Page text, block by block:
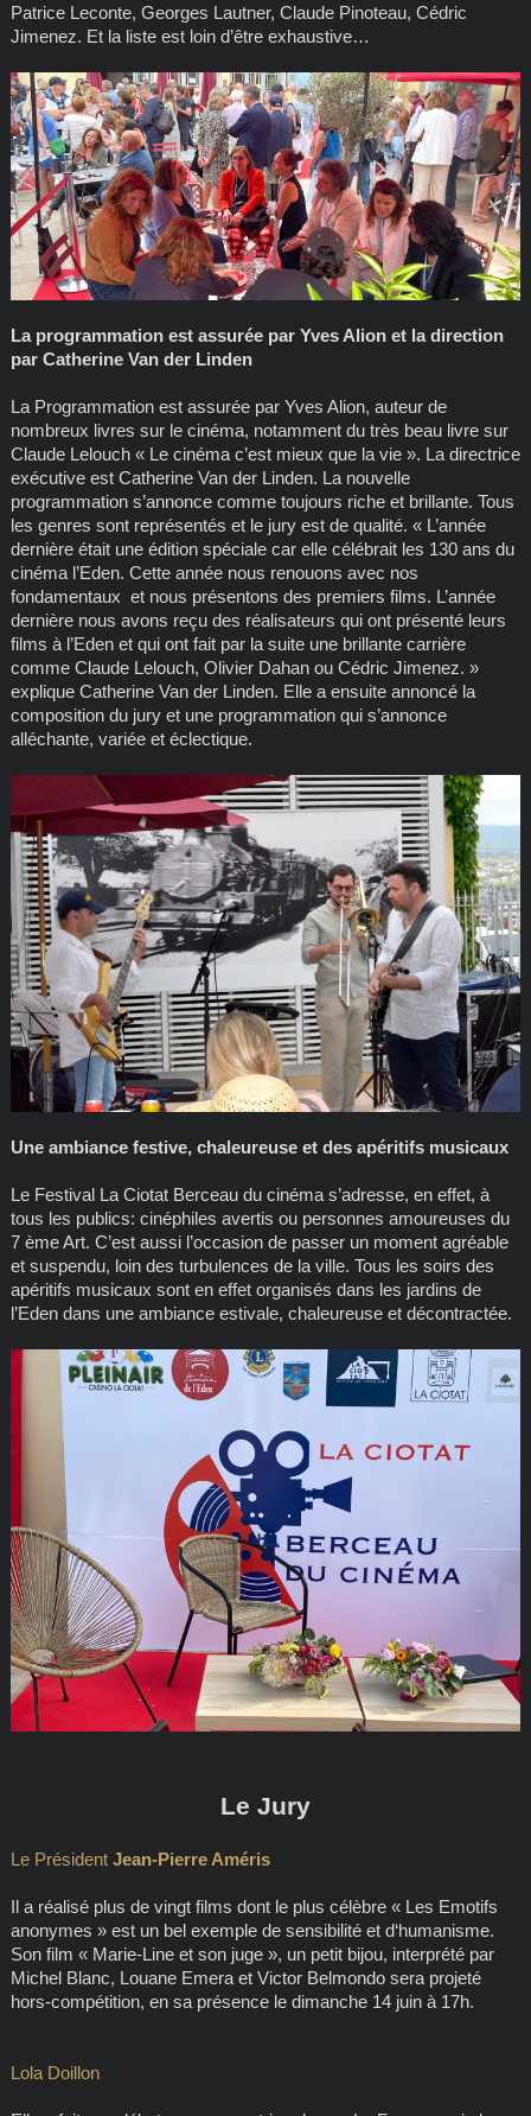
Patrice Leconte, Georges Lautner, Claude Pinoteau, Cédric
Jimenez. Et la liste est loin d’être exhaustive…
La programmation est assurée par Yves Alion et la direction
par Catherine Van der Linden
La Programmation est assurée par Yves Alion, auteur de
nombreux livres sur le cinéma, notamment du très beau livre sur
Claude Lelouch « Le cinéma c’est mieux que la vie ». La directrice
exécutive est Catherine Van der Linden. La nouvelle
programmation s’annonce comme toujours riche et brillante. Tous
les genres sont représentés et le jury est de qualité. « L’année
dernière était une édition spéciale car elle célébrait les 130 ans du
cinéma l’Eden. Cette année nous renouons avec nos
fondamentaux et nous présentons des premiers films. L’année
dernière nous avons reçu des réalisateurs qui ont présenté leurs
films à l’Eden et qui ont fait par la suite une brillante carrière
comme Claude Lelouch, Olivier Dahan ou Cédric Jimenez. »
explique Catherine Van der Linden. Elle a ensuite annoncé la
composition du jury et une programmation qui s’annonce
alléchante, variée et éclectique.
Une ambiance festive, chaleureuse et des apéritifs musicaux
Le Festival La Ciotat Berceau du cinéma s’adresse, en effet, à
tous les publics: cinéphiles avertis ou personnes amoureuses du
7 ème Art. C’est aussi l’occasion de passer un moment agréable
et suspendu, loin des turbulences de la ville. Tous les soirs des
apéritifs musicaux sont en effet organisés dans les jardins de
l’Eden dans une ambiance estivale, chaleureuse et décontractée.
Le Jury
Le Président Jean-Pierre Améris
Il a réalisé plus de vingt films dont le plus célèbre « Les Emotifs
anonymes » est un bel exemple de sensibilité et d‘humanisme.
Son film « Marie-Line et son juge », un petit bijou, interprété par
Michel Blanc, Louane Emera et Victor Belmondo sera projeté
hors-compétition, en sa présence le dimanche 14 juin à 17h.
Lola Doillon